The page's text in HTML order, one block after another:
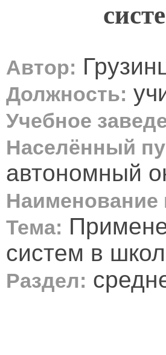
Автор:
Должность:
Учебное
Населённый
автономный
Наименование
Тема:
систем в
Раздел: